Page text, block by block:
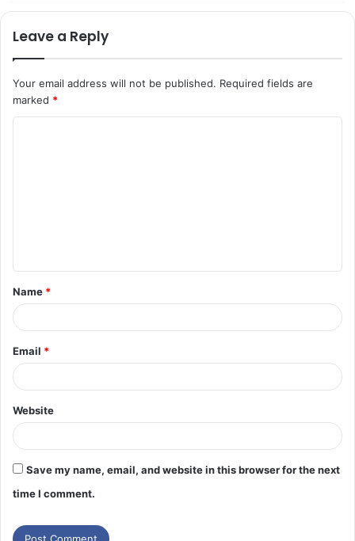
Leave a Reply
Your email address will not be published. Required fields are
marked *
Name *
Email *
Website
Save my name, email, and website in this browser for the next
time I comment.